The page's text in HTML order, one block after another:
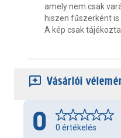
amely nem csak
hiszen fűszerként is
A kép csak
Vásárlói
0 0 értékelés